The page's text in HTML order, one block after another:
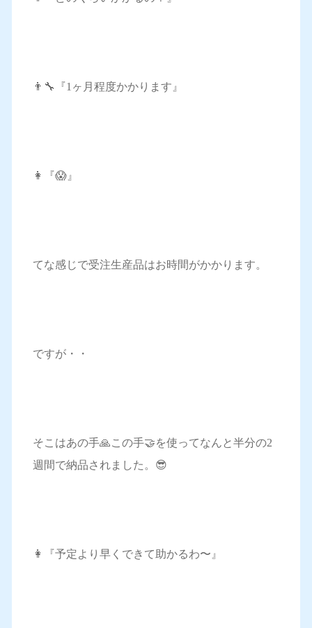
👨‍🔧『1ヶ月程度かかります』
👩『😱』
てな感じで受注生産品はお時間がかかります。
ですが・・
そこはあの手🙏この手🤝を使ってなんと半分の2
週間で納品されました。😎
👩『予定より早くできて助かるわ〜』